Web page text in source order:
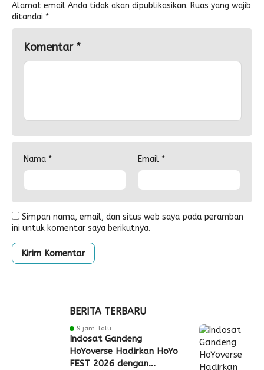
Alamat email Anda tidak akan dipublikasikan. Ruas yang wajib
ditandai *
Komentar *
Nama * Email *
Simpan nama, email, dan situs web saya pada peramban
ini untuk komentar saya berikutnya.
BERITA TERBARU
9 jam lalu
Indosat Gandeng
HoYoverse Hadirkan HoYo
FEST 2026 dengan